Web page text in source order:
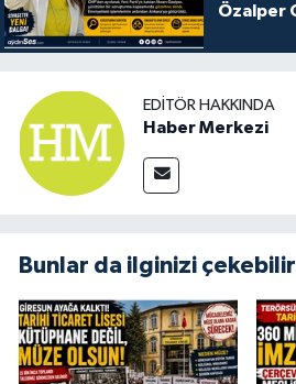
Özalper
EDITÖR HAKKINDA
Haber Merkezi
Bunlar da ilginizi çekebilir